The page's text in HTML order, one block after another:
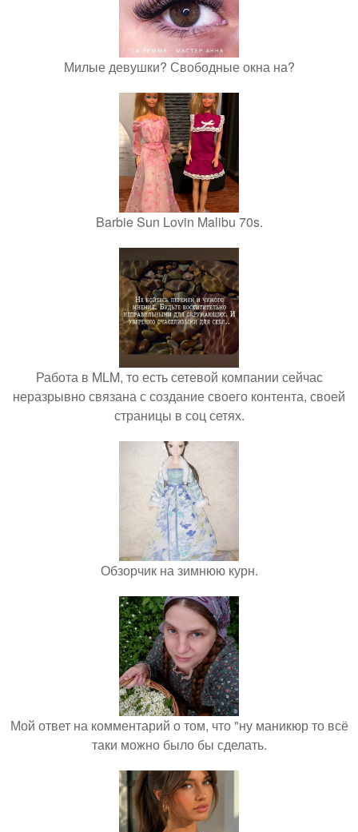
Милые девушки? Свободные окна на?
Barbie Sun Lovin Malibu 70s.
Работа в MLM, то есть сетевой компании сейчас
неразрывно связана с создание своего контента, своей
страницы в соц сетях.
Обзорчик на зимнюю курн.
Мой ответ на комментарий о том, что "ну маникюр то всё
таки можно было бы сделать.